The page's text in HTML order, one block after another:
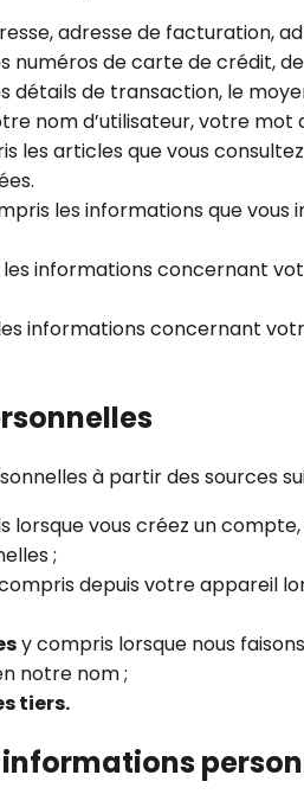
adresse de facturation,
numéros de carte de crédit,
détails de transaction, le
nom d’utilisateur, votre
les articles que vous
les informations que vous
informations concernant
informations concernant
à partir des sources
lorsque vous créez un
;
depuis votre appareil
y compris lorsque nous
notre nom ;
tiers.